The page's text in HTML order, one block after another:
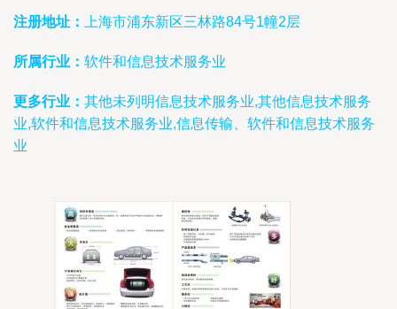
注册地址： 上海市浦东新区三林路84号1幢2层
所属行业： 软件和信息技术服务业
更多行业： 其他未列明信息技术服务业,其他信息技术服务
业,软件和信息技术服务业,信息传输、软件和信息技术服务
业